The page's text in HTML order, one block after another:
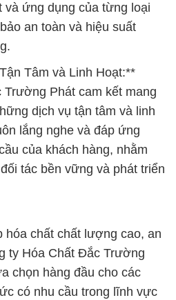
và ứng dụng của từng loại
an toàn và hiệu suất
Tâm và Linh Hoạt:**
Phát cam kết mang
dịch vụ tận tâm và linh
lắng nghe và đáp ứng
của khách hàng, nhằm
tác bền vững và phát triển
hóa chất chất lượng cao, an
ty Hóa Chất Đắc Trường
chọn hàng đầu cho các
có nhu cầu trong lĩnh vực